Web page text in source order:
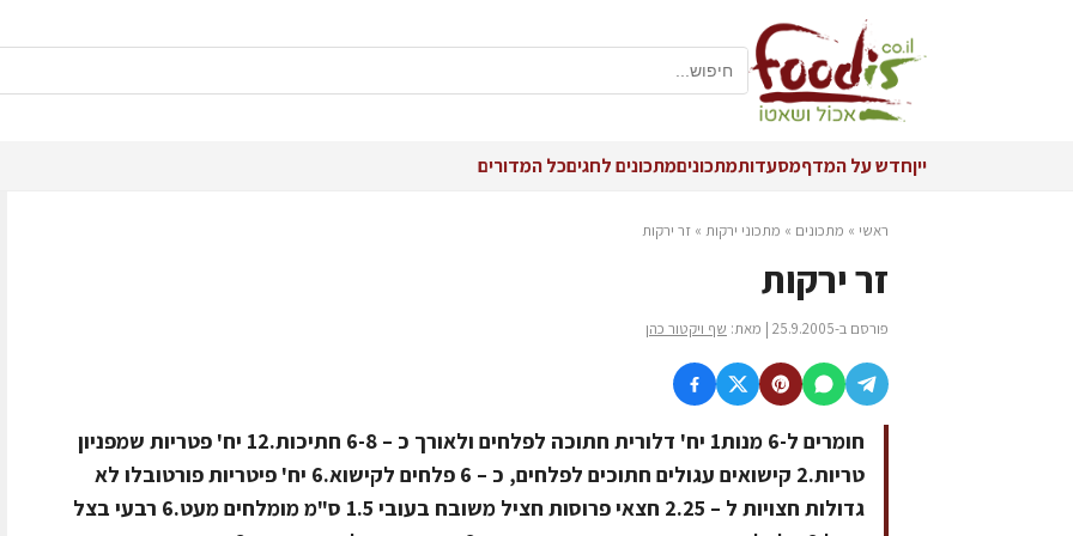
ייןחדש על המדףמסעדותמתכוניםמתכונים לחגיםכל המדורים
ראשי » מתכונים » מתכוני ירקות » זר ירקות
זר ירקות
פורסם ב-25.9.2005 | מאת: שף ויקטור כהן
חומרים ל-6 מנות1 יח' דלורית חתוכה לפלחים ולאורך כ – 6-8 חתיכות.12 יח' פטריות שמפניון
טריות.2 קישואים עגולים חתוכים לפלחים, כ – 6 פלחים לקישוא.6 יח' פיטריות פורטובלו לא
גדולות חצויות ל – 2.25 חצאי פרוסות חציל משובח בעובי 1.5 ס"מ מומלחים מעט.6 רבעי בצל